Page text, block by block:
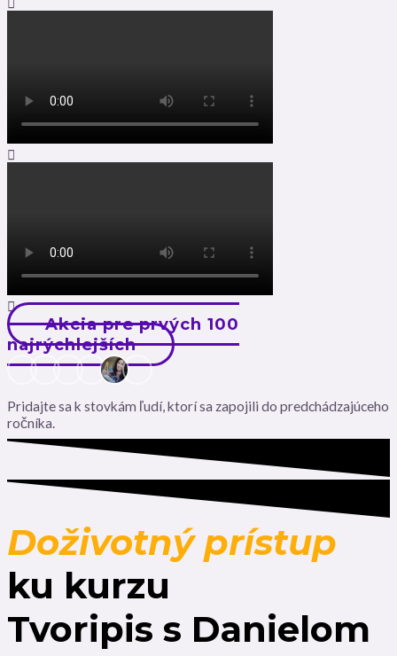
Akcia pre prvých 100
najrýchlejších
Pridajte sa k stovkám ľudí, ktorí sa zapojili do predchádzajúceho
ročníka.
Doživotný prístup
ku kurzu
Tvoripis s Danielom